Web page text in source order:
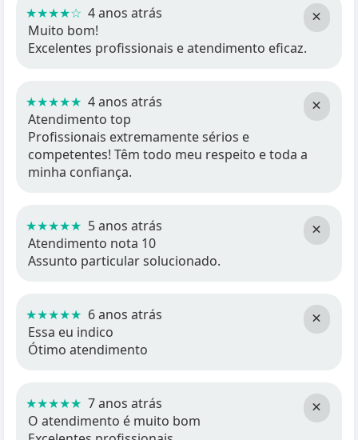
×
★★★★☆ 4 anos atrás
Muito bom!
Excelentes profissionais e atendimento eficaz.
×
★★★★★ 4 anos atrás
Atendimento top
Profissionais extremamente sérios e
competentes! Têm todo meu respeito e toda a
minha confiança.
×
★★★★★ 5 anos atrás
Atendimento nota 10
Assunto particular solucionado.
×
★★★★★ 6 anos atrás
Essa eu indico
Ótimo atendimento
×
★★★★★ 7 anos atrás
O atendimento é muito bom